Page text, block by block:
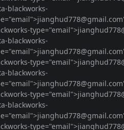
blackworks-
jianghud778@gmail.com
type="email">
blackworks-
jianghud778@gmail.com
type="email">
blackworks-
jianghud778@gmail.com
type="email">
blackworks-
jianghud778@gmail.com
type="email">